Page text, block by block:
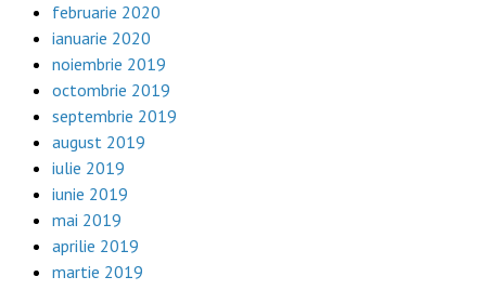
februarie 2020
ianuarie 2020
noiembrie 2019
octombrie 2019
septembrie 2019
august 2019
iulie 2019
iunie 2019
mai 2019
aprilie 2019
martie 2019